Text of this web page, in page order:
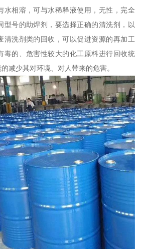
水相溶，可与水稀释液使用，无性，完全
型号的助焊剂，要选择正确的清洗剂，以
清洗剂类的回收，可以促进资源的再加工
毒的、危害性较大的化工原料进行回收统
减少其对环境、对人带来的危害。